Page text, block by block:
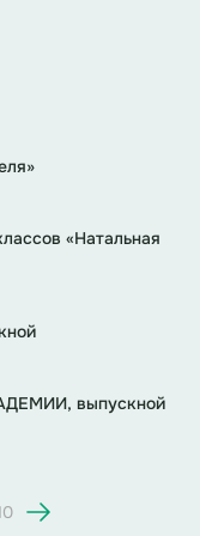
классной
или хотя бы его
мира в
для нашей ИО!
«Натальная
выпускной